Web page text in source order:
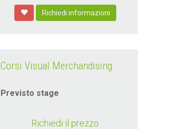
Richiedi informazioni
Corsi Visual Merchandising
Previsto stage
Richiedi il prezzo